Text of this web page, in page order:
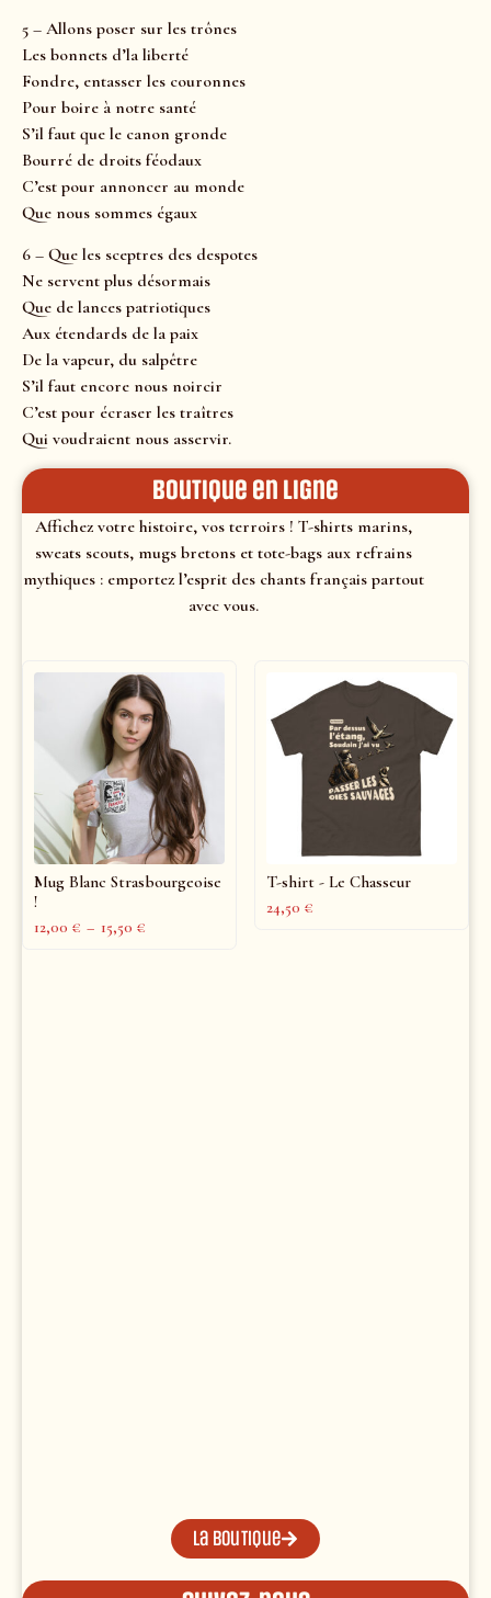
5 – Allons poser sur les trônes
Les bonnets d’la liberté
Fondre, entasser les couronnes
Pour boire à notre santé
S’il faut que le canon gronde
Bourré de droits féodaux
C’est pour annoncer au monde
Que nous sommes égaux
6 – Que les sceptres des despotes
Ne servent plus désormais
Que de lances patriotiques
Aux étendards de la paix
De la vapeur, du salpêtre
S’il faut encore nous noircir
C’est pour écraser les traîtres
Qui voudraient nous asservir.
Boutique en ligne
Affichez votre histoire, vos terroirs ! T-shirts marins,
sweats scouts, mugs bretons et tote-bags aux refrains
mythiques : emportez l’esprit des chants français partout
avec vous.
Mug Blanc Strasbourgeoise
!
12,00 € – 15,50 €
T-shirt - Le Chasseur
24,50 €
La boutique